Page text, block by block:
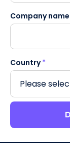
Company name
Country*